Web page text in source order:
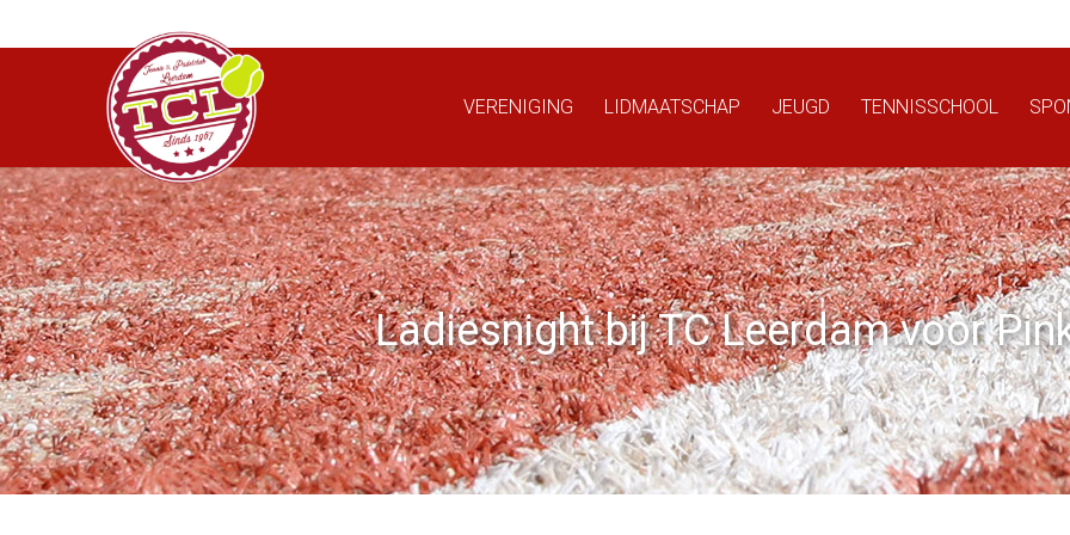
VERENIGING LIDMAATSCHAP JEUGD TENNISSCHOOL
Ladiesnight bij TC Leerdam voor